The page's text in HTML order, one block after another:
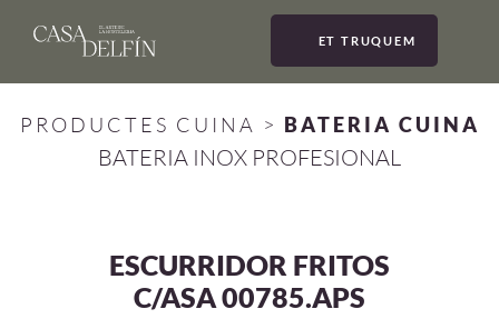
ET TRUQUEM
PRODUCTES CUINA > BATERIA CUINA
BATERIA INOX PROFESIONAL
ESCURRIDOR FRITOS
C/ASA 00785.APS